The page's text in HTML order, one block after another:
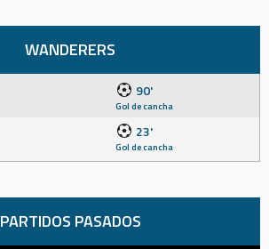
WANDERERS
90'
Gol de cancha
23'
Gol de cancha
PARTIDOS PASADOS